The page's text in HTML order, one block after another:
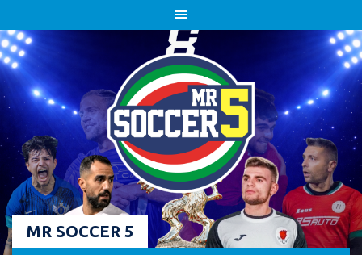
to
content
MR SOCCER 5